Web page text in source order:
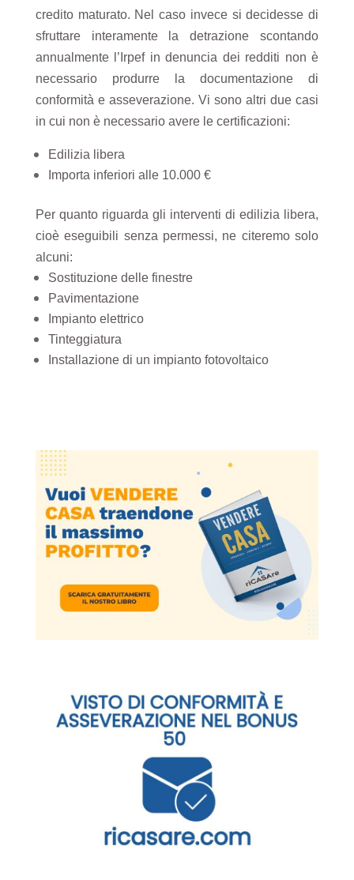
creditomaturato. Nel caso invece si decidesse di
sfruttare interamente la detrazione scontando
annualmente l’Irpef in denuncia dei redditi non è
necessario produrre la documentazione di
conformità e asseverazione. Vi sono altri due casi
in cui non è necessario avere le certificazioni:
Edilizia libera
Importa inferiori alle 10.000 €
​Per quanto riguarda gli interventi di edilizia libera,
cioè eseguibili senza permessi, ne citeremo solo
alcuni:
Sostituzione delle finestre
Pavimentazione
Impianto elettrico
Tinteggiatura
Installazione di un impianto fotovoltaico